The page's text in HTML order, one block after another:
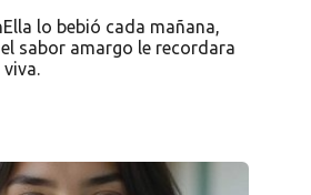
lo bebió cada mañana,
sabor amargo le recordara